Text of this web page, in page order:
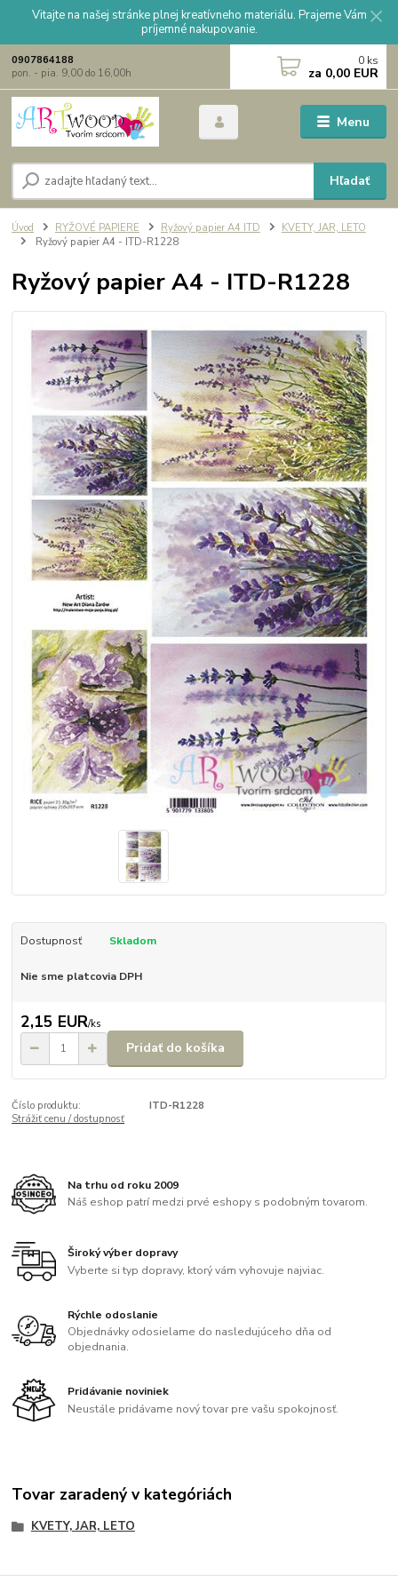
Vitajte na našej stránke plnej kreatívneho materiálu. Prajeme Vám
príjemné nakupovanie.
Menu
Hľadať
0907864188
pon. - pia. 9,00 do 16,00h
0 ks
za 0,00 EUR
Úvod RYŽOVÉ PAPIERE Ryžový papier A4 ITD
KVETY, JAR, LETO
Ryžový papier A4 - ITD-R1228
Ryžový papier A4 - ITD-R1228
Dostupnosť Skladom
Nie sme platcovia DPH
2,15 EUR/ks
Pridať do košíka
Číslo produktu:
ITD-R1228
Strážiť cenu / dostupnosť
Na trhu od roku 2009
Náš eshop patrí medzi prvé eshopy s podobným tovarom.
Široký výber dopravy
Vyberte si typ dopravy, ktorý vám vyhovuje najviac.
Rýchle odoslanie
Objednávky odosielame do nasledujúceho dňa od
objednania.
Pridávanie noviniek
Neustále pridávame nový tovar pre vašu spokojnosť.
Tovar zaradený v kategóriách
KVETY, JAR, LETO